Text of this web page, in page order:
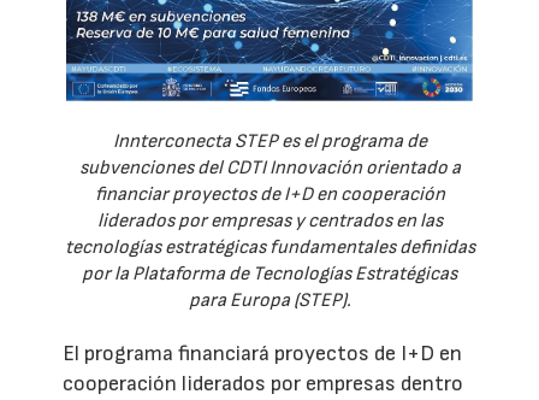
Innterconecta STEP es el programa de
subvenciones del CDTI Innovación orientado a
financiar proyectos de I+D en cooperación
liderados por empresas y centrados en las
tecnologías estratégicas fundamentales definidas
por la Plataforma de Tecnologías Estratégicas
para Europa (STEP).
El programa financiará proyectos de I+D en
cooperación liderados por empresas dentro